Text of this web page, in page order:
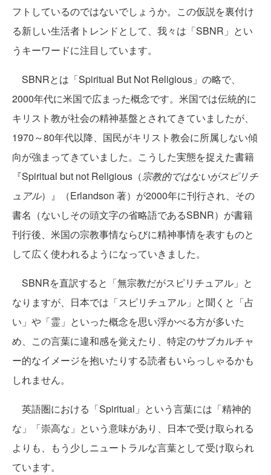
フトしているのではないでしょうか。この仮説を裏付け
る新しい生活者トレンドとして、我々は「SBNR」とい
うキーワードに注目しています。
SBNRとは「Spiritual But Not Religious」の略で、
2000年代に米国で広まった概念です。米国では伝統的に
キリスト教が社会の精神基盤とされてきていましたが、
1970～80年代以降、国民がキリスト教会に所属しない傾
向が強まってきていました。こうした実態を捉えた書籍
『Spiritual but not Religious（宗教的ではないがスピリチ
ュアル）』（Erlandson 著）が2000年に刊行され、その
書名（ないしその頭文字の省略語であるSBNR）が書籍
刊行後、米国の宗教事情ならびに精神事情を表すものと
して広く使われるようになっていきました。
SBNRを直訳すると「無宗教だがスピリチュアル」と
なりますが、日本では「スピリチュアル」と聞くと「占
い」や「霊」といった概念を思い浮かべる方が多いた
め、この言葉に違和感を覚えたり、特定のサブカルチャ
ー的なイメージを抱いたりする読者もいらっしゃるかも
しれません。
英語圏における「Spiritual」という言葉には「精神的
な」「崇高な」という意味があり、日本で受け取られる
よりも、もう少しニュートラルな言葉として受け取られ
ています。